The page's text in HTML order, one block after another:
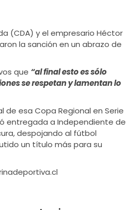
(CDA) y el empresario Héctor
la sanción en un abrazo de
que “al final esto es sólo
se respetan y lamentan lo
de esa Copa Regional en Serie
entregada a Independiente de
despojando al fútbol
un título más para su